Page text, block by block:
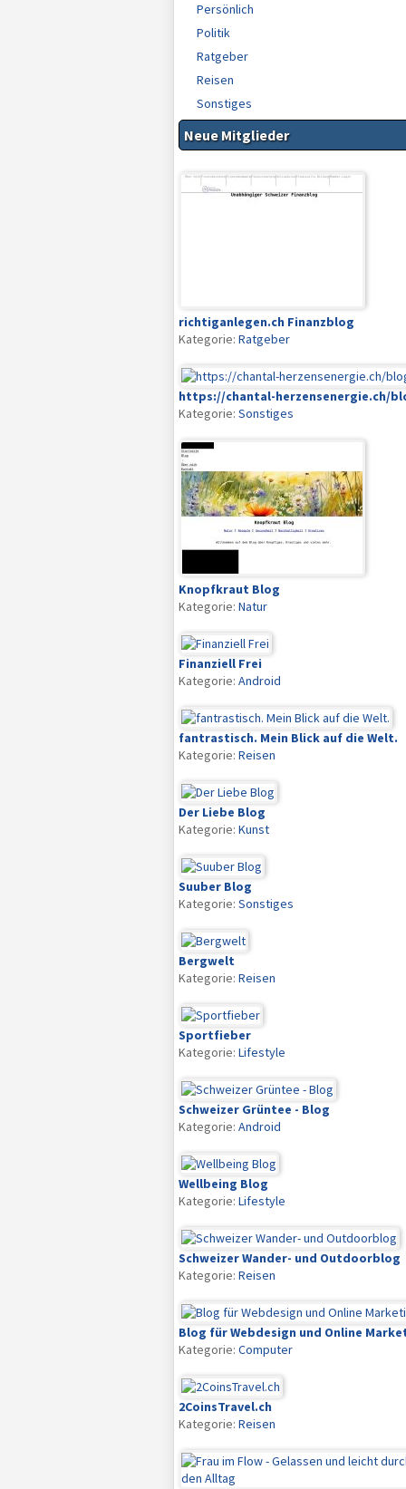
Persönlich
Politik
Ratgeber
Reisen
Sonstiges
Neue Mitglieder
richtiganlegen.ch Finanzblog
Kategorie: Ratgeber
https://chantal-herzensenergie.ch/
Kategorie: Sonstiges
Knopfkraut Blog
Kategorie: Natur
Finanziell Frei
Kategorie: Android
fantrastisch. Mein Blick auf die Welt.
Kategorie: Reisen
Der Liebe Blog
Kategorie: Kunst
Suuber Blog
Kategorie: Sonstiges
Bergwelt
Kategorie: Reisen
Sportfieber
Kategorie: Lifestyle
Schweizer Grüntee - Blog
Kategorie: Android
Wellbeing Blog
Kategorie: Lifestyle
Schweizer Wander- und Outdoorblog
Kategorie: Reisen
Blog für Webdesign und Online
Kategorie: Computer
2CoinsTravel.ch
Kategorie: Reisen